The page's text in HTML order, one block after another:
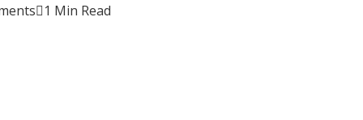
1 Min Read